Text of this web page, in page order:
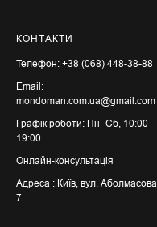
КОНТАКТИ
Телефон: +38 (068) 448-38-88
Email:
mondoman.com.ua@gmail.com
Графік роботи: Пн–Сб, 10:00–
19:00
Онлайн-консультація
Адреса : Київ, вул. Аболмасова
7